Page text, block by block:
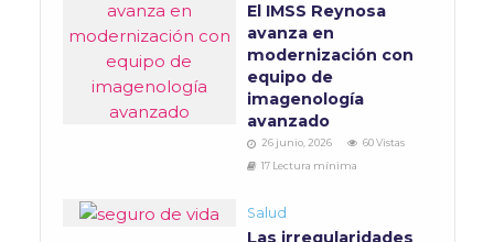
El IMSS Reynosa
avanza en
modernización con
equipo de
imagenología
avanzado
26 junio, 2026
60 Vistas
17 Lectura mínima
Salud
Las irregularidades